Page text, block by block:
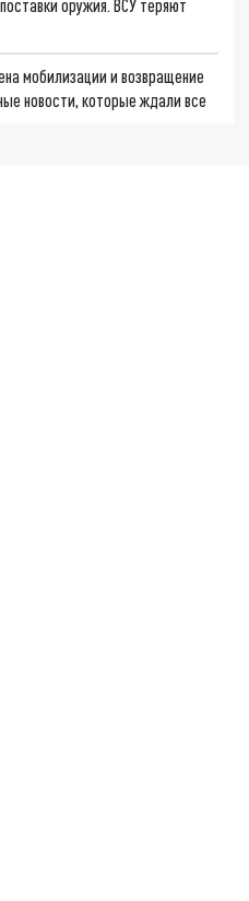
оружия. ВСУ теряют
мобилизации и возвращение
новости, которые ждали все